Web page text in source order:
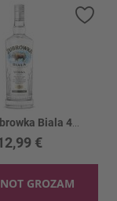
sarakstam
€
GROZAM